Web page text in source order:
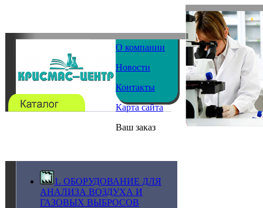
О компании
Новости
Контакты
Карта сайта
Ваш заказ
1. ОБОРУДОВАНИЕ ДЛЯ
АНАЛИЗА ВОЗДУХА И
ГАЗОВЫХ ВЫБРОСОВ